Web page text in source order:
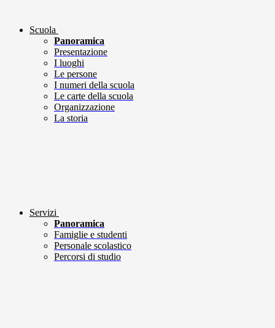
Scuola
Panoramica
Presentazione
I luoghi
Le persone
I numeri della scuola
Le carte della scuola
Organizzazione
La storia
Servizi
Panoramica
Famiglie e studenti
Personale scolastico
Percorsi di studio